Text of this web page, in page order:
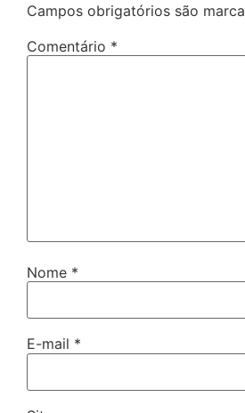
Campos obrigatórios são
Comentário *
Nome *
E-mail *